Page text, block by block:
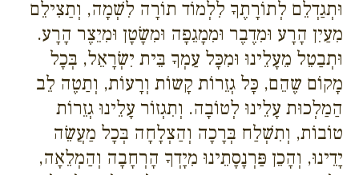
וּתְגַדְלֵם לְתוֹרָתֶךָ לִלְמוֹד תוֹרָה לִשְׁמָה, וְתַצִילֵם
מִעַיִן הָרָע וּמִדֶבֶר וּמִמָגֵפָה וּמִשָׂטָן וּמִיֵצֶר הָרָע.
וּתְבַטֵל מֵעָלֵינוּ וּמִכָּל עַמְךָ בֵּית יִשְׂרָאֵל, בְּכָל
מָקוֹם שֶהֵם, כָּל גְזֵרוֹת קָשוֹת וְרָעוֹת, וְתַטֶה לֵב
הַמַלְכוּת עָלֵינוּ לְטוֹבָה. וְתִגְזוֹר עָלֵינוּ גְזֵרוֹת
טוֹבוֹת, וְתִשְׁלַח בְּרָכָה וְהַצְלָחָה בְּכָל מַעֲשֵׂה
יָדֵינוּ, וְהָכֵן פַּרְנָסָתֵינוּ מִיָדְךָ הָרְחָבָה וְהַמְלֵאָה,